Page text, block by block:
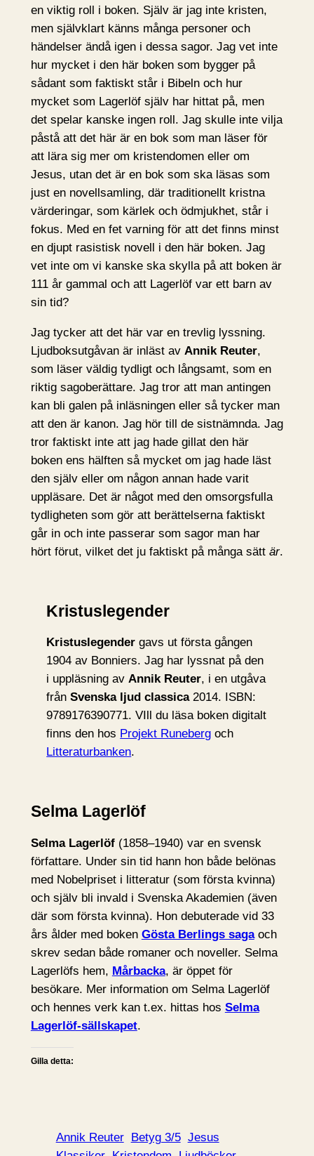
en viktig roll i boken. Själv är jag inte kristen,
men självklart känns många personer och
händelser ändå igen i dessa sagor. Jag vet inte
hur mycket i den här boken som bygger på
sådant som faktiskt står i Bibeln och hur
mycket som Lagerlöf själv har hittat på, men
det spelar kanske ingen roll. Jag skulle inte vilja
påstå att det här är en bok som man läser för
att lära sig mer om kristendomen eller om
Jesus, utan det är en bok som ska läsas som
just en novellsamling, där traditionellt kristna
värderingar, som kärlek och ödmjukhet, står i
fokus. Med en fet varning för att det finns minst
en djupt rasistisk novell i den här boken. Jag
vet inte om vi kanske ska skylla på att boken är
111 år gammal och att Lagerlöf var ett barn av
sin tid?
Jag tycker att det här var en trevlig lyssning.
Ljudboksutgåvan är inläst av Annik Reuter,
som läser väldig tydligt och långsamt, som en
riktig sagoberättare. Jag tror att man antingen
kan bli galen på inläsningen eller så tycker man
att den är kanon. Jag hör till de sistnämnda. Jag
tror faktiskt inte att jag hade gillat den här
boken ens hälften så mycket om jag hade läst
den själv eller om någon annan hade varit
uppläsare. Det är något med den omsorgsfulla
tydligheten som gör att berättelserna faktiskt
går in och inte passerar som sagor man har
hört förut, vilket det ju faktiskt på många sätt är.
Kristuslegender
Kristuslegender gavs ut första gången
1904 av Bonniers. Jag har lyssnat på den
i uppläsning avAnnik Reuter, i en utgåva
frånSvenska ljud classica2014. ISBN:
9789176390771. VIll du läsa boken digitalt
finns den hos Projekt Runeberg och
Litteraturbanken.
Selma Lagerlöf
Selma Lagerlöf(1858–1940) var en svensk
författare. Under sin tid hann hon både belönas
med Nobelpriset i litteratur (som första kvinna)
och själv bli invald i Svenska Akademien (även
där som första kvinna). Hon debuterade vid 33
års ålder med boken Gösta Berlings sagaoch
skrev sedan både romaner och noveller. Selma
Lagerlöfs hem, Mårbacka, är öppet för
besökare. Mer information om Selma Lagerlöf
och hennes verk kan t.ex. hittas hos Selma
Lagerlöf-sällskapet.
Gilla detta:
Annik Reuter Betyg 3/5 Jesus